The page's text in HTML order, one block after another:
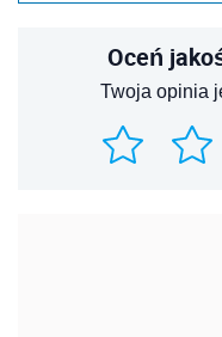
Oceń
Twoja opinia